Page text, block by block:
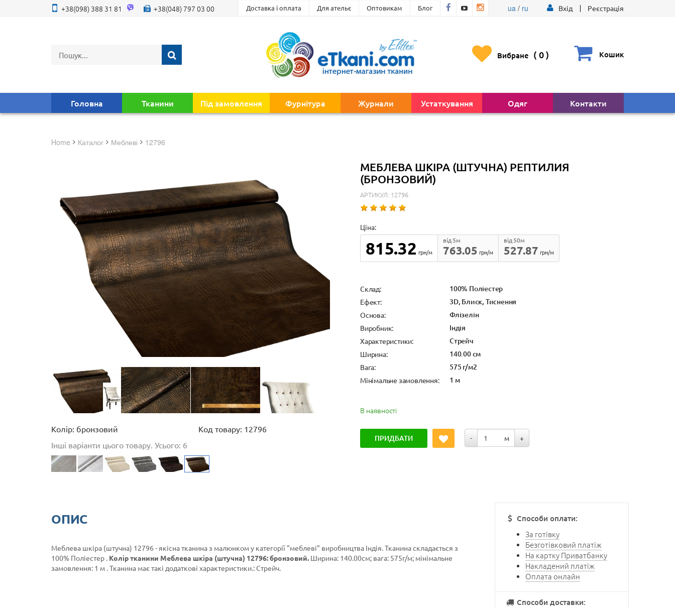
+38(098) 388 31 81 +38(048) 797 03 00 Доставка і оплата Для ательє Оптовикам Блог ua/ ru Вхід Реєстрація
Вибране ( 0) Кошик
Головна Тканини Під замовлення Фурнітура Журнали Устаткування Одяг Контакти
Home Каталог меблеві 12796
Колір: бронзовий
Код товару: 12796
Інші варіанти цього товару. Усього: 6
МЕБЛЕВА ШКІРА (ШТУЧНА) РЕПТИЛИЯ
(БРОНЗОВИЙ)
АРТИКУЛ: 12796
Ціна:
815.32 грн/м 763.05
від 5м
грн/м
527.87
від 50м
грн/м
Cклад: 100% Поліестер
Ефект: 3D, Блиск, Тиснення
Основа: Флізелін
Виробник: Індія
Характеристики: Стрейч
Ширина: 140.00 см
Вага: 575 г/м2
Мінімальне замовлення: 1 м
В наявності
ПРИДБАТИ - м +
ОПИС
Меблева шкіра (штучна) 12796 - якісна тканина з малюнком у категорії "меблеві" виробництва Індія. Тканина складається з
100% Поліестер . Колір тканини Меблева шкіра (штучна) 12796: бронзовий. Ширина: 140.00см; вага: 575г/м; мінімальне
замовлення: 1 м . Тканина має такі додаткові характеристики.: Стрейч.
Способи оплати:
За готівку
Безготівковий платіж
На картку Приватбанку
Накладений платіж
Оплата онлайн
Способи доставки: